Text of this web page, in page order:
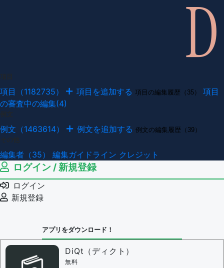
項目（1182735） 項目を追加する 項目の編集履歴（35）
項目
の審査中の編集(4)
例文（1463614） 例文を追加する 例文の編集履歴（39）
編集者（35） 編集ガイドライン クレジット
ログイン / 新規登録
ログイン
新規登録
アプリをダウンロード！
DiQt（ディクト）
無料